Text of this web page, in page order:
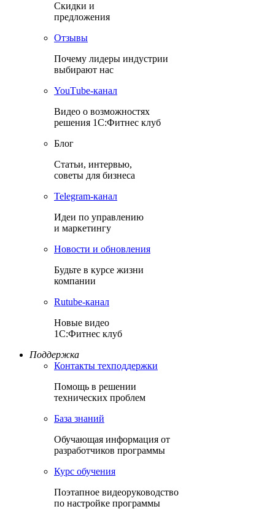
Скидки и
предложения
Отзывы
Почему лидеры индустрии
выбирают нас
YouТube-канал
Видео о возможностях
решения 1С:Фитнес клуб
Блог
Статьи, интервью,
советы для бизнеса
Теlegram-канал
Идеи по управлению
и маркетингу
Новости и обновления
Будьте в курсе жизни
компании
Rutube-канал
Новые видео
1С:Фитнес клуб
Поддержка
Контакты техподдержки
Помощь в решении
технических проблем
База знаний
Обучающая информация от
разработчиков программы
Курс обучения
Поэтапное видеоруководство
по настройке программы